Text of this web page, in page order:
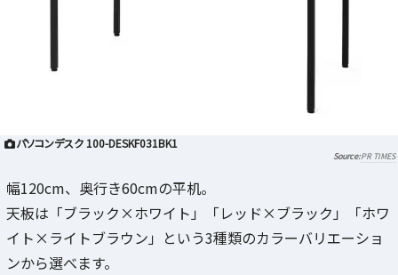
パソコンデスク 100-DESKF031BK1
PR TIMES
幅120cm、奥行き60cmの平机。
天板は「ブラック×ホワイト」「レッド×ブラック」「ホワ
イト×ライトブラウン」という3種類のカラーバリエーショ
ンから選べます。